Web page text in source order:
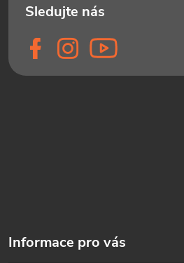
Informace pro vás